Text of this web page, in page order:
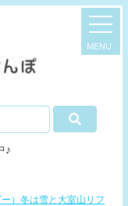
♪
）冬は雪と大室山リフ